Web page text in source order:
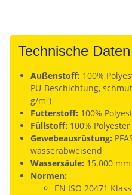
Technische
Außenstoff: 100%
PU-Beschichtung,
g/m²)
Futterstoff: 100%
Füllstoff: 100%
Gewebeausrüstung:
wasserabweisend
Wassersäule: 15.000
Normen:
EN ISO 20471